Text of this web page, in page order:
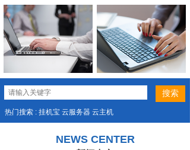
热门搜索 : 挂机宝 云服务器 云主机
NEWS CENTER